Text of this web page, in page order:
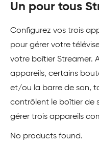
Un pour tous
Configurez vos trois
pour gérer votre
votre boîtier Streamer.
appareils, certains
et/ou la barre de son,
contrôlent le boîtier de
gérer trois appareils
No products found.